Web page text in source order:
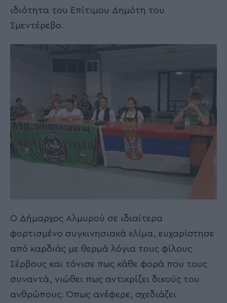
ιδιότητα του Επίτιμου Δημότη του
Σμεντέρεβο.
Ο Δήμαρχος Αλμυρού σε ιδιαίτερα
φορτισμένο συγκινησιακά κλίμα, ευχαρίστησε
από καρδιάς με θερμά λόγια τους φίλους
Σέρβους και τόνισε πως κάθε φορά που τους
συναντά, νιώθει πως αντικρίζει δικούς του
ανθρώπους. Όπως ανέφερε, σχεδιάζει